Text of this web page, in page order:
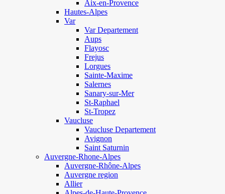
Aix-en-Provence
Hautes-Alpes
Var
Var Departement
Aups
Flayosc
Frejus
Lorgues
Sainte-Maxime
Salernes
Sanary-sur-Mer
St-Raphael
St-Tropez
Vaucluse
Vaucluse Departement
Avignon
Saint Saturnin
Auvergne-Rhone-Alpes
Auvergne-Rhône-Alpes
Auvergne region
Allier